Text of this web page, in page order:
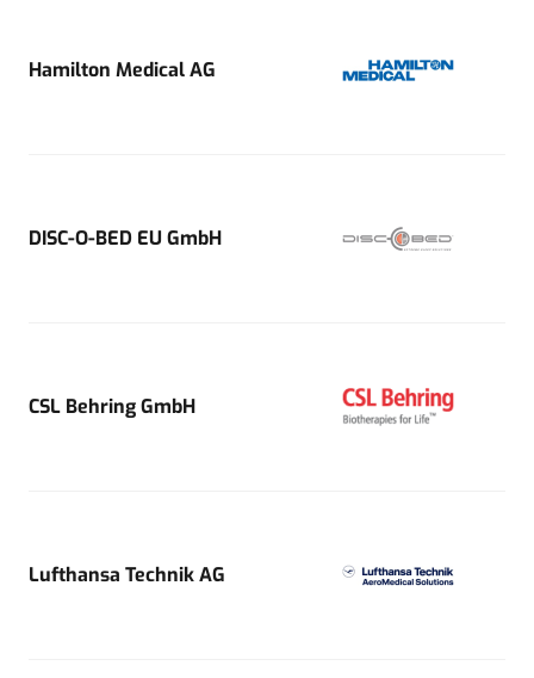
Hamilton Medical AG
DISC-O-BED EU GmbH
CSL Behring GmbH
Lufthansa Technik AG